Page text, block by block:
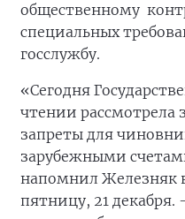
общественному
специальных
госслужбу.
«Сегодня
чтении рассмотрела
запреты для
зарубежными
напомнил Железняк
пятницу, 21